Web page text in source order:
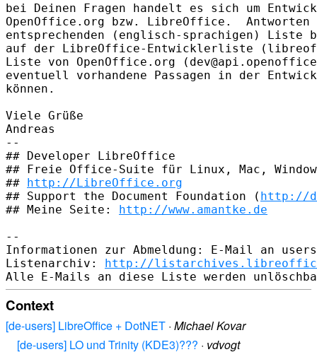
bei Deinen Fragen handelt es sich um
OpenOffice.org bzw. LibreOffice.
entsprechenden (englisch-sprachigen) Liste
auf der LibreOffice-Entwicklerliste
Liste von OpenOffice.org
eventuell vorhandene Passagen in der
können.
Viele Grüße
Andreas
--
## Developer LibreOffice
## Freie Office-Suite für Linux, Mac,
## http://LibreOffice.org
## Support the Document Foundation ( http://
## Meine Seite: http://www.amantke.de
--
Informationen zur Abmeldung: E-Mail an
Listenarchiv: http://
Context
[de-users] LibreOffice + DotNET · Michael Kovar
[de-users] LO und Trinity (KDE3)??? · vdvogt